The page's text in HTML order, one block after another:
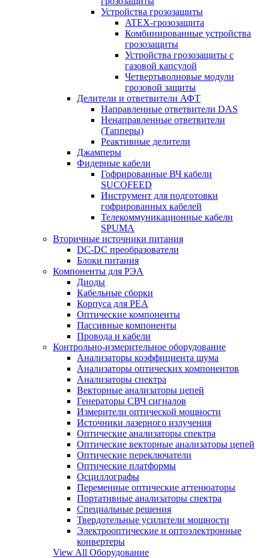
Устройства грозозащиты
ATEX-грозозащита
Комбинированные устройства
грозозащиты
Устройства грозозащиты с
газовой капсулой
Четвертьволновые модули
грозовой защиты
Делители и ответвители АФТ
Направленные ответвители DAS
Ненаправленные ответвители
(Тапперы)
Реактивные делители
Джамперы
Фидерные кабели
Гофрированные ВЧ кабели
SUCOFEED
Инструмент для подготовки
гофрированных кабелей
Телекоммуникационные кабели
SPUMA
Вторичные источники питания
DC-DC преобразователи
Блоки питания
Компоненты для РЭА
Диоды
Кабельные сборки
Корпуса для РЕА
Оптические компоненты
Пассивные компоненты
Провода и кабели
Контрольно-измерительное оборудование
Анализаторы коэффициента шума
Анализаторы оптических компонентов
Анализаторы спектра
Векторные анализаторы цепей
Генераторы СВЧ сигналов
Измерители оптической мощности
Источники лазерного излучения
Оптические анализаторы спектра
Оптические векторные анализаторы цепей
Оптические переключатели
Оптические платформы
Осциллографы
Переменные оптические аттенюаторы
Портативные анализаторы спектра
Специальные решения
Твердотельные усилители мощности
Электрооптические и оптоэлектронные
конвертеры
View All Оборудование